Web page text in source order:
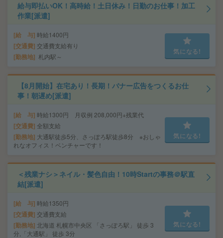
給与即払いOK！高時給！土日休み！日勤のお仕事！加工
作業[派遣]
給 与 時給1400円
交通費 交通費支給有り
勤務地 札内駅～
気になる!
【8月開始】在宅あり！長期！バナー広告をつくるお仕
事！朝遅め[派遣]
給 与 時給1300円 月収例 208,000円+残業代
交通費 全額支給
勤務地 大通駅徒歩5分、さっぽろ駅徒歩8分 ※おしゃ
れなオフィス！ベンチャーです！
気になる!
＜残業ナシ＞ネイル・髪色自由！10時Startの事務＠駅直
結[派遣]
給 与 時給1350円
交通費 交通費支給
勤務地 北海道 札幌市中央区 「さっぽろ駅」 徒歩 3
分,「大通駅」 徒歩 3分
気になる!